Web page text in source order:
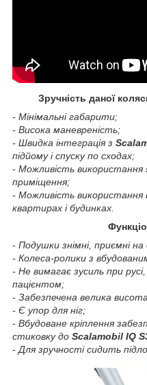
Зручність даної
- Мінімальні габарити;
- Висока маневреність;
- Швидка інтеграція з
підйому і спуску по сходах;
- Можливість використання
приміщення;
- Можливість використання
квартирах і будинках.
- Подушки знімні, приємні
- Колеса-ролики з
- Не вимагає зусиль при русі,
пацієнтом;
- Забезпечена велика
- Є упор для ніг;
- Вбудоване кріплення
стиковку до Scalamobil IQ
- Для зручності сидить